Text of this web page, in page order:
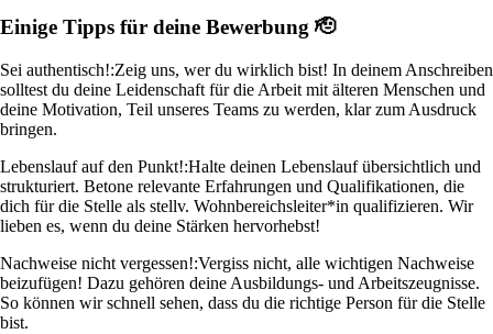
Einige Tipps für deine Bewerbung 🫡
Sei authentisch!:Zeig uns, wer du wirklich bist! In deinem Anschreiben
solltest du deine Leidenschaft für die Arbeit mit älteren Menschen und
deine Motivation, Teil unseres Teams zu werden, klar zum Ausdruck
bringen.
Lebenslauf auf den Punkt!:Halte deinen Lebenslauf übersichtlich und
strukturiert. Betone relevante Erfahrungen und Qualifikationen, die
dich für die Stelle als stellv. Wohnbereichsleiter*in qualifizieren. Wir
lieben es, wenn du deine Stärken hervorhebst!
Nachweise nicht vergessen!:Vergiss nicht, alle wichtigen Nachweise
beizufügen! Dazu gehören deine Ausbildungs- und Arbeitszeugnisse.
So können wir schnell sehen, dass du die richtige Person für die Stelle
bist.